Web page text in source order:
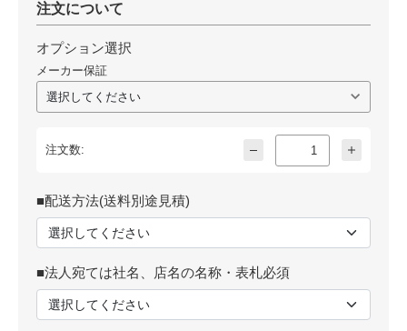
注文について
オプション選択
メーカー保証
注文数:
■配送方法(送料別途見積)
■法人宛ては社名、店名の名称・表札必須